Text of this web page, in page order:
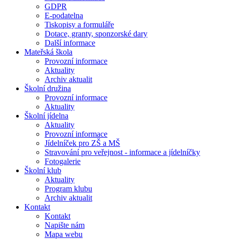
GDPR
E-podatelna
Tiskopisy a formuláře
Dotace, granty, sponzorské dary
Další informace
Mateřská škola
Provozní informace
Aktuality
Archiv aktualit
Školní družina
Provozní informace
Aktuality
Školní jídelna
Aktuality
Provozní informace
Jídelníček pro ZŠ a MŠ
Stravování pro veřejnost - informace a jídelníčky
Fotogalerie
Školní klub
Aktuality
Program klubu
Archiv aktualit
Kontakt
Kontakt
Napište nám
Mapa webu